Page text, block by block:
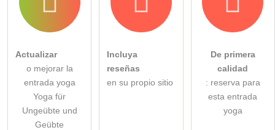
Actualizar
o mejorar la
entrada yoga
Yoga für
Ungeübte und
Geübte
Incluya
reseñas
en su propio sitio
De primera
calidad
: reserva para
esta entrada
yoga